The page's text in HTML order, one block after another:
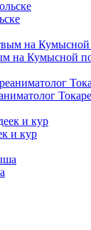
на Кумысной
и кур